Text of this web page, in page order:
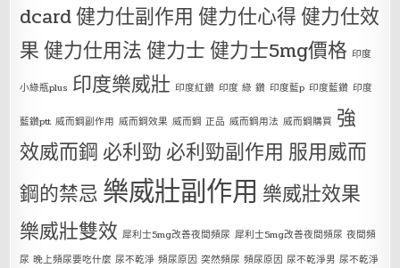
dcard健力仕副作用 健力仕心得健力仕效
果健力仕用法健力士健力士5mg價格 印度
小綠瓶plus 印度樂威壯 印度紅鑽 印度 綠 鑽 印度藍p 印度藍鑽 印度
藍鑽ptt 威而鋼副作用 威而鋼效果 威而鋼 正品 威而鋼用法 威而鋼購買 強
效威而鋼 必利勁 必利勁副作用 服用威而
鋼的禁忌 樂威壯副作用 樂威壯效果
樂威壯雙效 犀利士5mg改善夜間頻尿 犀利士5mg改善夜間頻尿 夜間頻
尿 晚上頻尿要吃什麼 尿不乾淨 頻尿原因 突然頻尿 頻尿原因 尿不乾淨男 尿不乾淨